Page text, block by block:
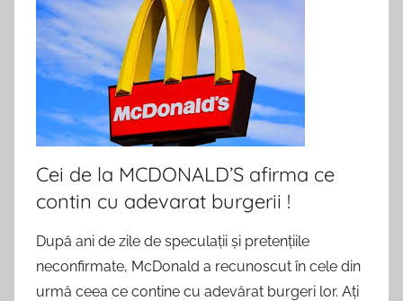
Cei de la MCDONALD’S afirma ce
contin cu adevarat burgerii !
După ani de zile de speculații și pretențiile
neconfirmate, McDonald a recunoscut în cele din
urmă ceea ce contine cu adevărat burgeri lor. Ați